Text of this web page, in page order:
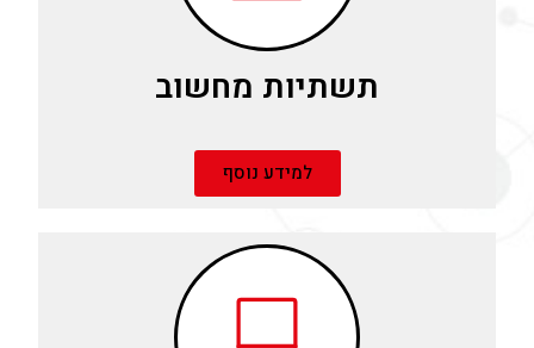
תשתיות מחשוב
למידע נוסף